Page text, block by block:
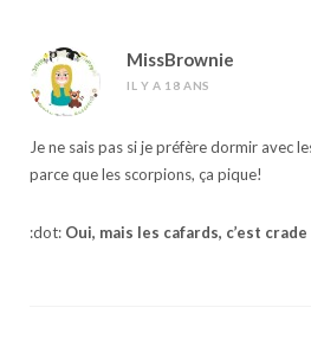
MissBrownie
IL Y A 18 ANS
Je ne sais pas si je préfère dormir avec
parce que les scorpions, ça pique!
:dot: Oui, mais les cafards, c’est